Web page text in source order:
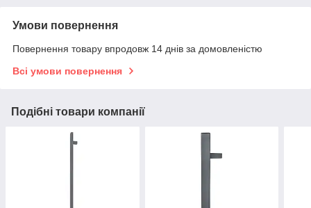
Умови повернення
Повернення товару впродовж 14 днів за домовленістю
Всі умови повернення
Подібні товари компанії